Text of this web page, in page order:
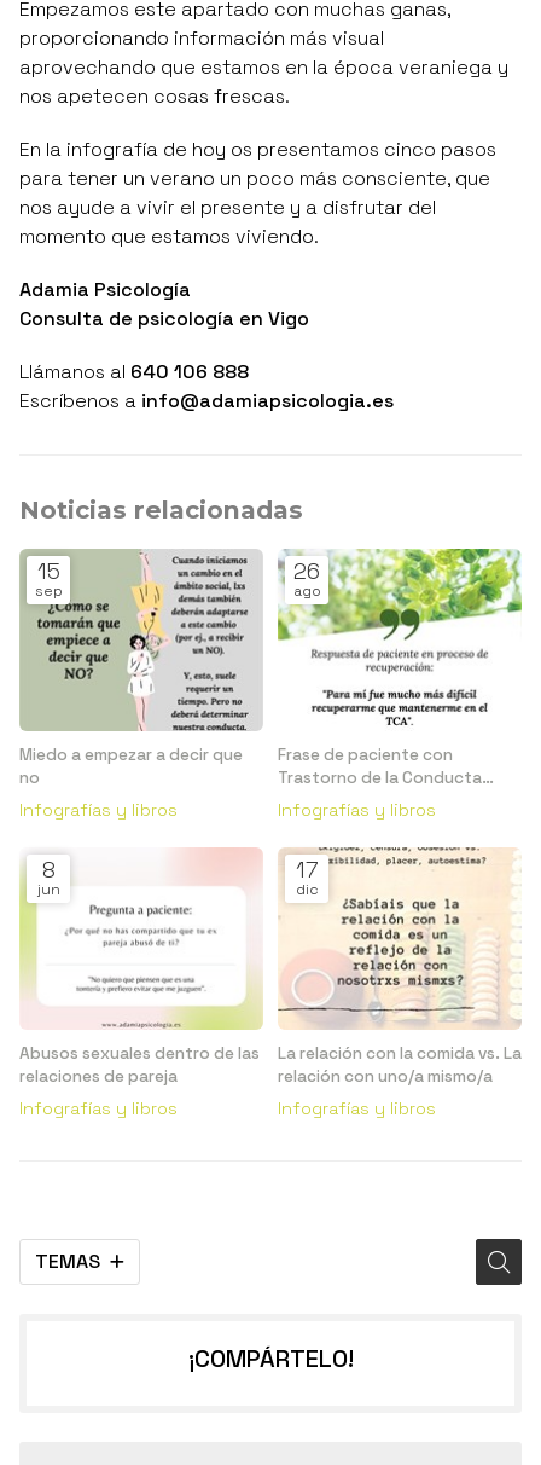
TEMAS
Empezamos este apartado con muchas ganas,
proporcionando información más visual
aprovechando que estamos en la época veraniega y
nos apetecen cosas frescas.
En la infografía de hoy os presentamos cinco pasos
para tener un verano un poco más consciente, que
nos ayude a vivir el presente y a disfrutar del
momento que estamos viviendo.
Adamia Psicología
Consulta de psicología en Vigo
Llámanos al 640 106 888
Escríbenos a info@adamiapsicologia.es
Noticias relacionadas
15
sep
Miedo a empezar a decir que
no
Infografías y libros
26
ago
Frase de paciente con
Trastorno de la Conducta
Alimentaria (TCA)
Infografías y libros
8
jun
Abusos sexuales dentro de las
relaciones de pareja
Infografías y libros
17
dic
La relación con la comida vs. La
relación con uno/a mismo/a
Infografías y libros
¡COMPÁRTELO!